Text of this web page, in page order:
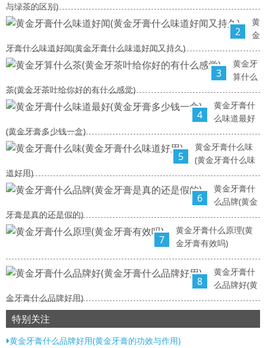
与绿茶的区别)
2
黄
金
牙膏什么味道好闻(黄金牙膏什么味道好闻又持久)
3
黄金牙
算什么
茶(黄金牙茶叶给你好的有什么感觉)
4
黄金牙膏什
么味道最好
(黄金牙膏多少钱一盒)
5
黄金牙膏什么味
(黄金牙膏什么味
道好用)
6
黄金牙膏什
么品牌(黄金
牙膏是真的还是假的)
7
黄金牙膏什么原理(黄
金牙膏有效吗)
8
黄金牙膏什
么品牌好(黄
金牙膏什么品牌好用)
特别关注
黄金牙膏什么品牌好用(黄金牙膏的功效与作用)